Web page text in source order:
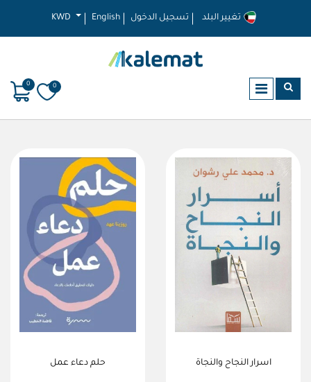
KWD English تسجيل الدخول
0
0
اسرار النجاح والنجاة حلم دعاء عمل